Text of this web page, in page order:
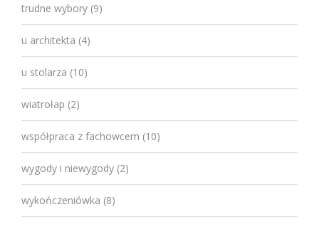
trudne wybory (9)
u architekta (4)
u stolarza (10)
wiatrołap (2)
współpraca z fachowcem (10)
wygody i niewygody (2)
wykończeniówka (8)